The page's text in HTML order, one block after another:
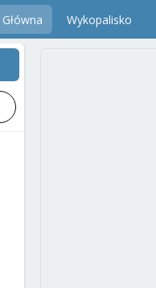
Główna Wykopalisko